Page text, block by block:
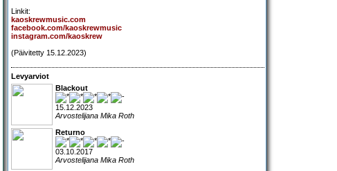
Linkit:
kaoskrewmusic.com
facebook.com/kaoskrewmusic
instagram.com/kaoskrew
(Päivitetty 15.12.2023)
Levyarviot
Blackout
15.12.2023
Arvostelijana Mika Roth
Returno
03.10.2017
Arvostelijana Mika Roth